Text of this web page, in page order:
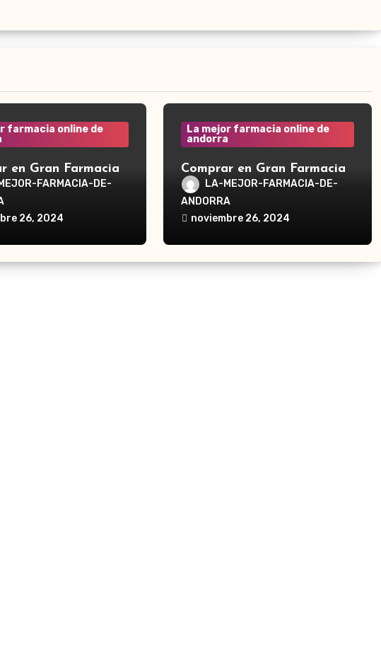
farmacia online de
en Gran Farmacia
Waterpik®
Traveler WP-300
FARMACIA-DE-
26, 2024
La mejor farmacia online de
andorra
Comprar en Gran Farmacia
Andorra Waterpik®
Irrigador Ultra Plus WP-160
LA-MEJOR-FARMACIA-DE-
ANDORRA
noviembre 26, 2024